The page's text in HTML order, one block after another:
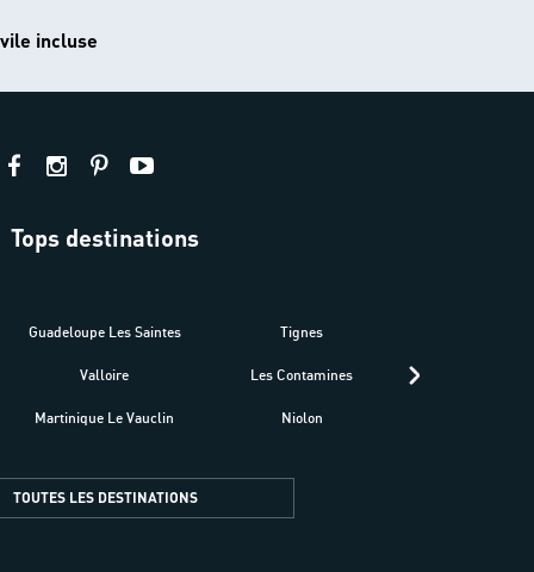
incluse
Tops destinations
Guadeloupe Les Saintes
Valloire
Martinique Le Vauclin
Tignes
Les Contamines
Niolon
TOUTES LES DESTINATIONS